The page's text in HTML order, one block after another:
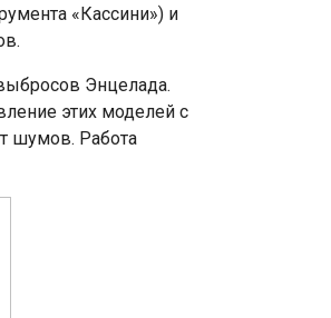
«Кассини») и
Энцелада.
этих моделей с
шумов. Работа